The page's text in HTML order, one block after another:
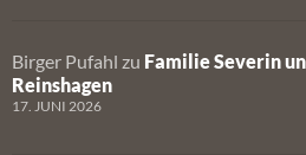
Birger Pufahl zu Familie Severin
Reinshagen
17. JUNI 2026